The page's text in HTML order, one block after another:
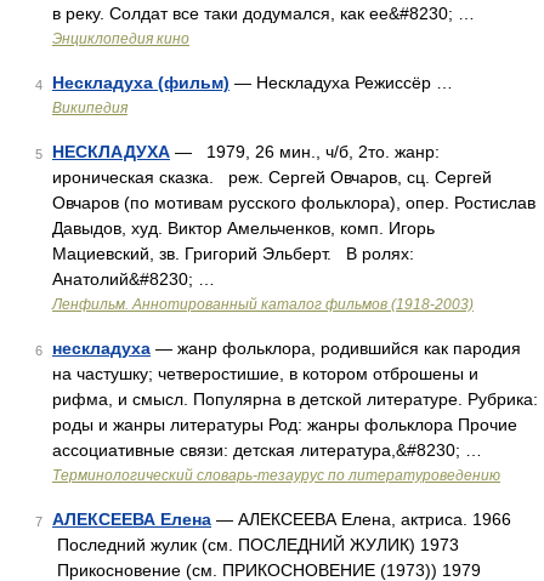
в реку. Солдат все таки додумался, как ее&#8230; …
Энциклопедия кино
4 Нескладуха (фильм) — Нескладуха Режиссёр …
Википедия
5 НЕСКЛАДУХА — 1979, 26 мин., ч/б, 2то. жанр:
ироническая сказка. реж. Сергей Овчаров, сц. Сергей
Овчаров (по мотивам русского фольклора), опер. Ростислав
Давыдов, худ. Виктор Амельченков, комп. Игорь
Мациевский, зв. Григорий Эльберт. В ролях:
Анатолий&#8230; …
Ленфильм. Аннотированный каталог фильмов (1918-2003)
6 нескладуха — жанр фольклора, родившийся как пародия
на частушку; четверостишие, в котором отброшены и
рифма, и смысл. Популярна в детской литературе. Рубрика:
роды и жанры литературы Род: жанры фольклора Прочие
ассоциативные связи: детская литература,&#8230; …
Терминологический словарь-тезаурус по литературоведению
7 АЛЕКСЕЕВА Елена — АЛЕКСЕЕВА Елена, актриса. 1966
Последний жулик (см. ПОСЛЕДНИЙ ЖУЛИК) 1973
Прикосновение (см. ПРИКОСНОВЕНИЕ (1973)) 1979